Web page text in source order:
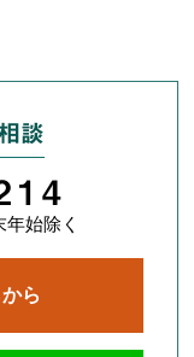
談
始除く
ら